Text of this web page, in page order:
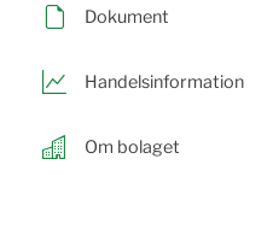
Dokument
Handelsinformation
Om bolaget